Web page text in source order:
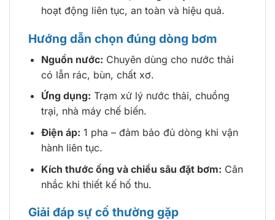
hoạt động liên tục, an toàn và hiệu quả.
Hướng dẫn chọn đúng dòng bơm
Nguồn nước: Chuyên dùng cho nước thải
có lẫn rác, bùn, chất xơ.
Ứng dụng: Trạm xử lý nước thải, chuồng
trại, nhà máy chế biến.
Điện áp: 1 pha – đảm bảo đủ dòng khi vận
hành liên tục.
Kích thước ống và chiều sâu đặt bơm: Cân
nhắc khi thiết kế hố thu.
Giải đáp sự cố thường gặp